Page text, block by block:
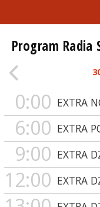
Program Radia
0:00 EXTRA
6:00 EXTRA
9:00 EXTRA
12:00 EXTRA